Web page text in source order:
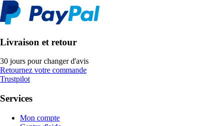
Livraison et retour
30 jours pour changer d'avis
Retournez votre commande
Trustpilot
Services
Mon compte